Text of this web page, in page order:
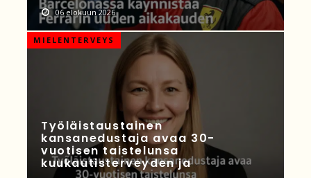
06 elokuun 2026
MIELENTERVEYS
Työläistaustainen
kansanedustaja avaa 30-
vuotisen taistelunsa
kuukautisterveyden ja